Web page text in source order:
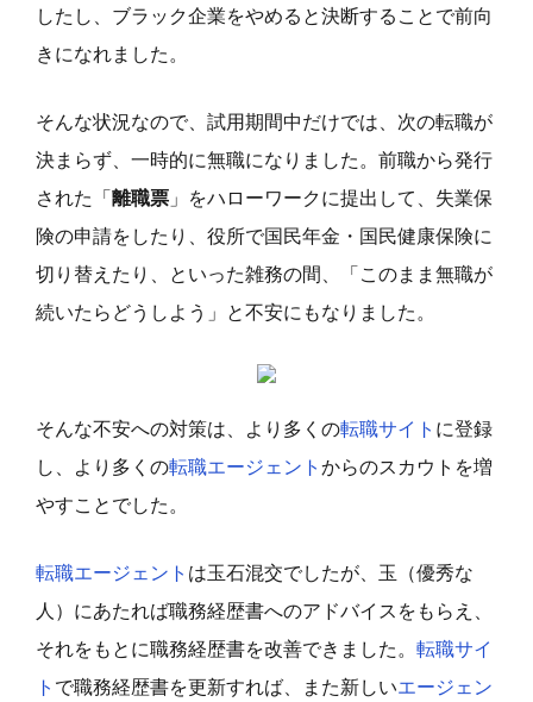
したし、ブラック企業をやめると決断することで前向
きになれました。
そんな状況なので、試用期間中だけでは、次の転職が
決まらず、一時的に無職になりました。前職から発行
された「離職票 」をハローワークに提出して、失業保
険の申請をしたり、役所で国民年金・国民健康保険に
切り替えたり、といった雑務の間、「このまま無職が
続いたらどうしよう」と不安にもなりました。
そんな不安への対策は、より多くの転職サイト に登録
し、より多くの転職エージェント からのスカウトを増
やすことでした。
転職エージェント は玉石混交でしたが、玉（優秀な
人）にあたれば職務経歴書へのアドバイスをもらえ、
それをもとに職務経歴書を改善できました。 転職サイ
ト で職務経歴書を更新すれば、また新しいエージェン